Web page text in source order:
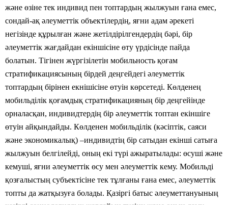
және өзіне тек индивид пен топтардың жылжуын ғана емес,
сондай-ақ әлеуметтік объектілердің, яғни адам әрекеті
негізінде құрылған және жетілдірілгендердің бәрі, бір
әлеуметтік жағдайдан екіншісіне өту үрдісінде пайда
болатын. Тігінен жүргізілетін мобильность қоғам
стратификациясының бірдей деңгейдегі әлеуметтік
топтардың бірінен екнішісіне өтуін көрсетеді. Көлденең
мобильділік қоғамдық стратификацияның бір деңгейінде
орналасқан, индивидтердің бір әлеуметтік топтан екіншіге
өтуін айқындайды. Көлденен мобильділік (кәсіптік, саяси
және экономикалық) –индивидтің бір сатыдан екінші сатыға
жылжуын белгілейді, оның екі түрі ажыратылады: өсуші және
кемуші, яғни әлеуметтік өсу мен әлеуметтік кему. Мобильді
қозғалыстың субъектісіне тек тұлғаны ғана емес, әлеуметтік
топты да жатқызуға болады. Қазіргі батыс әлеуметтануының